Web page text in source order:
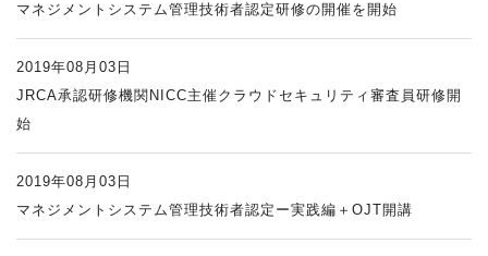
マネジメントシステム管理技術者認定研修の開催を開始
2019年08月03日
JRCA承認研修機関NICC主催クラウドセキュリティ審査員研修開
始
2019年08月03日
マネジメントシステム管理技術者認定ー実践編＋OJT開講